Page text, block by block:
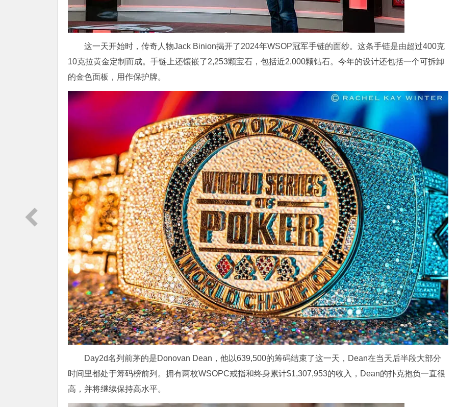
这一天开始时，传奇人物Jack Binion揭开了2024年WSOP冠军手链的面纱。这条手链是由超过400克
10克拉黄金定制而成。手链上还镶嵌了2,253颗宝石，包括近2,000颗钻石。今年的设计还包括一个可拆卸
的金色面板，用作保护牌。
Day2d名列前茅的是Donovan Dean，他以639,500的筹码结束了这一天，Dean在当天后半段大部分
时间里都处于筹码榜前列。拥有两枚WSOPC戒指和终身累计$1,307,953的收入，Dean的扑克抱负一直很
高，并将继续保持高水平。